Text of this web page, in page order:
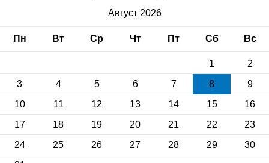
Август 2026
Пн Вт Ср Чт Пт Сб Вс
1
2
3
4 5 6 7 8
9
10
11 12 13 14 15
16
17
18 19 20 21 22
23
24
25 26 27 28 29
30